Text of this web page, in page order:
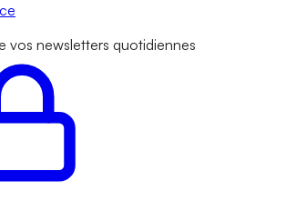
vos newsletters quotidiennes